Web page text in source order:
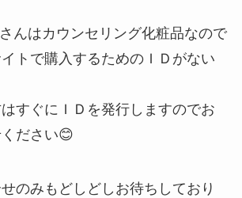
んはカウンセリング化粧品なので
トで購入するためのＩＤがない
すぐにＩＤを発行しますのでお
ださい😊
のみもどしどしお待ちしており